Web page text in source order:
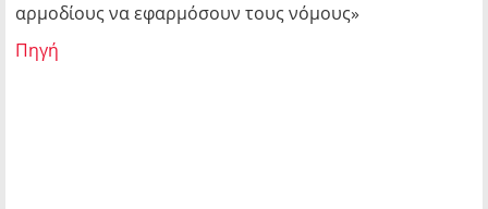
αρμοδίους να εφαρμόσουν τους νόμους»
Πηγή